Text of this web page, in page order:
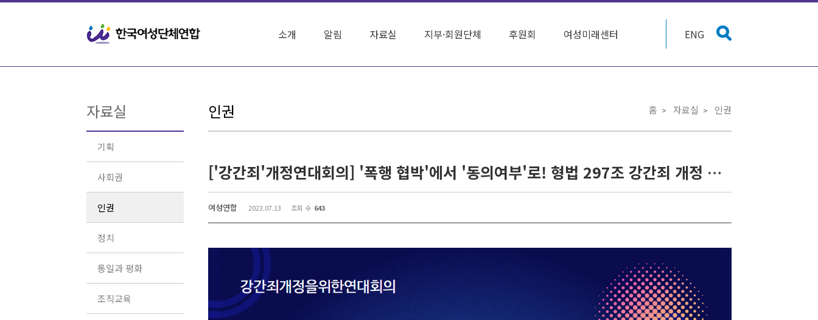
소개 알림 자료실 지부·회원단체 후원회 여성미래센터 ENG
자료실
기획
사회권
인권
정치
통일과 평화
조직교육
인권 홈 자료실 인권
['강간죄'개정연대회의] '폭행 협박'에서 '동의여부'로! 형법 297조 강간죄 개정 촉구 국회 기자회견 및 토론회 신청 안내
여성연합 2023.07.13 조회 수 643